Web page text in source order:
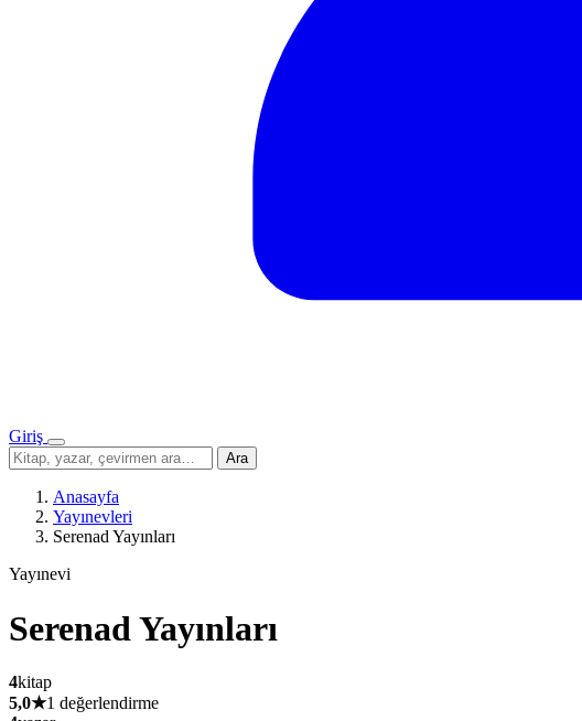
Giriş
Menü
Sitede
ara
Ara
Anasayfa
Yayınevleri
Serenad Yayınları
Yayınevi
Serenad Yayınları
4kitap
5,0★1 değerlendirme